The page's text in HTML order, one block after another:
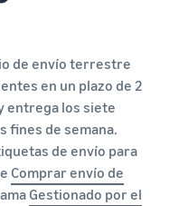
de envío terrestre
en un plazo de 2
entrega los siete
fines de semana.
de envío para
Comprar envío de
Gestionado por el